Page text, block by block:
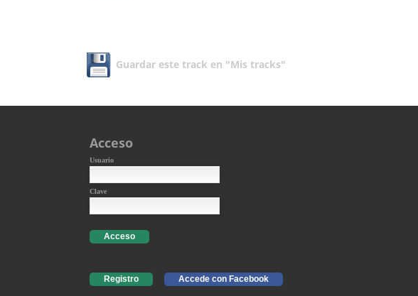
Guardar este track en "Mis tracks"
Acceso
Usuario
Clave
Acceso
Registro Accede con Facebook